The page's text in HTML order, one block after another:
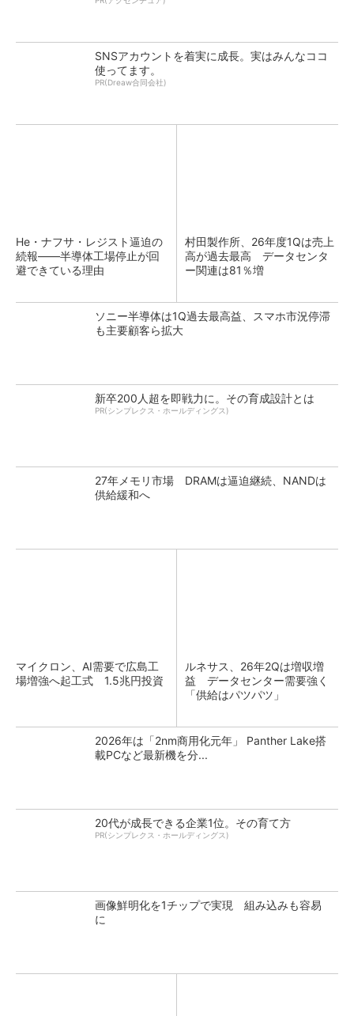
SNSアカウントを着実に成長。実はみんなココ
使ってます。
PR(Dreaw合同会社)
He・ナフサ・レジスト逼迫の
続報――半導体工場停止が回
避できている理由
村田製作所、26年度1Qは売上
高が過去最高 データセンタ
ー関連は81％増
ソニー半導体は1Q過去最高益、スマホ市況停滞
も主要顧客ら拡大
新卒200人超を即戦力に。その育成設計とは
PR(シンプレクス・ホールディングス)
27年メモリ市場 DRAMは逼迫継続、NANDは
供給緩和へ
マイクロン、AI需要で広島工
場増強へ起工式 1.5兆円投資
ルネサス、26年2Qは増収増
益 データセンター需要強く
「供給はパツパツ」
2026年は「2nm商用化元年」 Panther Lake搭
載PCなど最新機を分...
20代が成長できる企業1位。その育て方
PR(シンプレクス・ホールディングス)
画像鮮明化を1チップで実現 組み込みも容易
に